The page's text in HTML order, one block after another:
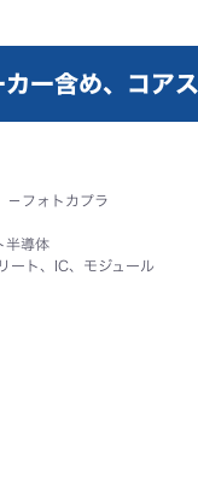
カー含め、コア
フォトカプラ
半導体
ート、IC、モジュール